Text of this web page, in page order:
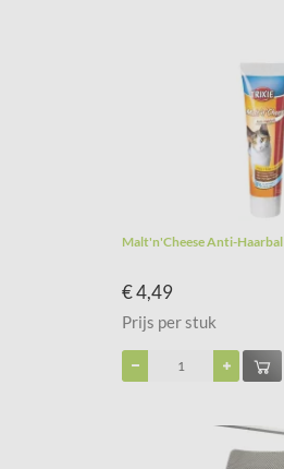
Malt'n'Cheese Anti-Haarbal
€ 4,49
Prijs per stuk